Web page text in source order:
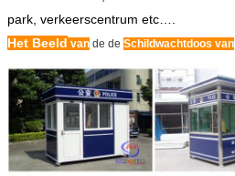
park, verkeerscentrum etc….
Het Beeld van de de Schildwachtdoos van